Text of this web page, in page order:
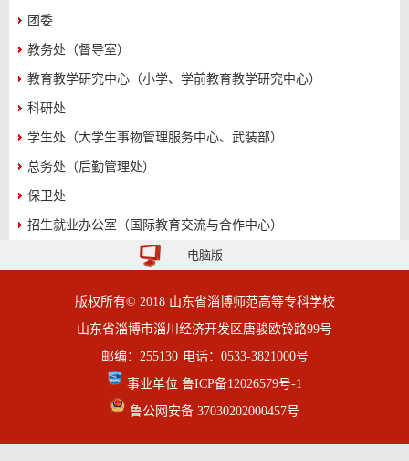
团委
教务处（督导室）
教育教学研究中心（小学、学前教育教学研究中心）
科研处
学生处（大学生事物管理服务中心、武装部）
总务处（后勤管理处）
保卫处
招生就业办公室（国际教育交流与合作中心）
电脑版
版权所有© 2018 山东省淄博师范高等专科学校
山东省淄博市淄川经济开发区唐骏欧铃路99号
邮编：255130 电话：0533-3821000号
事业单位 鲁ICP备12026579号-1
鲁公网安备 37030202000457号